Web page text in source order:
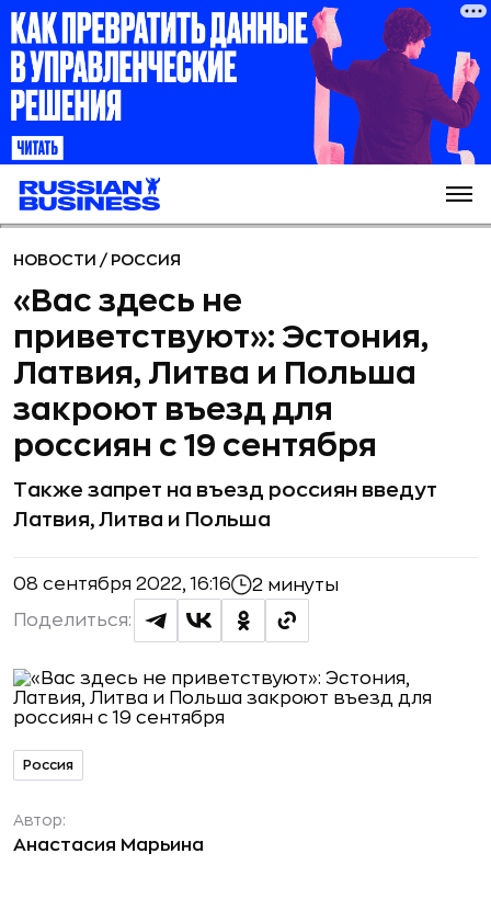
НОВОСТИ / РОССИЯ
«Вас здесь не
приветствуют»: Эстония,
Латвия, Литва и Польша
закроют въезд для
россиян с 19 сентября
Также запрет на въезд россиян введут
Латвия, Литва и Польша
08 сентября 2022, 16:16 2 минуты
Поделиться:
Россия
Автор:
Анастасия Марьина